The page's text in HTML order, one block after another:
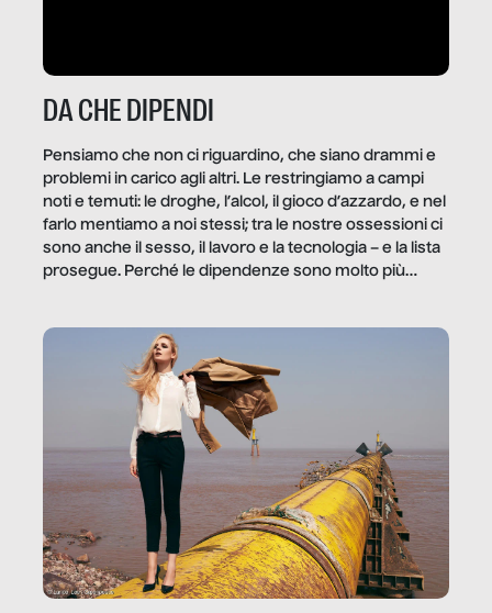
DA CHE DIPENDI
Pensiamo che non ci riguardino, che siano drammi e
problemi in carico agli altri. Le restringiamo a campi
noti e temuti: le droghe, l’alcol, il gioco d’azzardo, e nel
farlo mentiamo a noi stessi; tra le nostre ossessioni ci
sono anche il sesso, il lavoro e la tecnologia – e la lista
prosegue. Perché le dipendenze sono molto più
trae un guadagno. In questo reportage vediamo
quale e come.